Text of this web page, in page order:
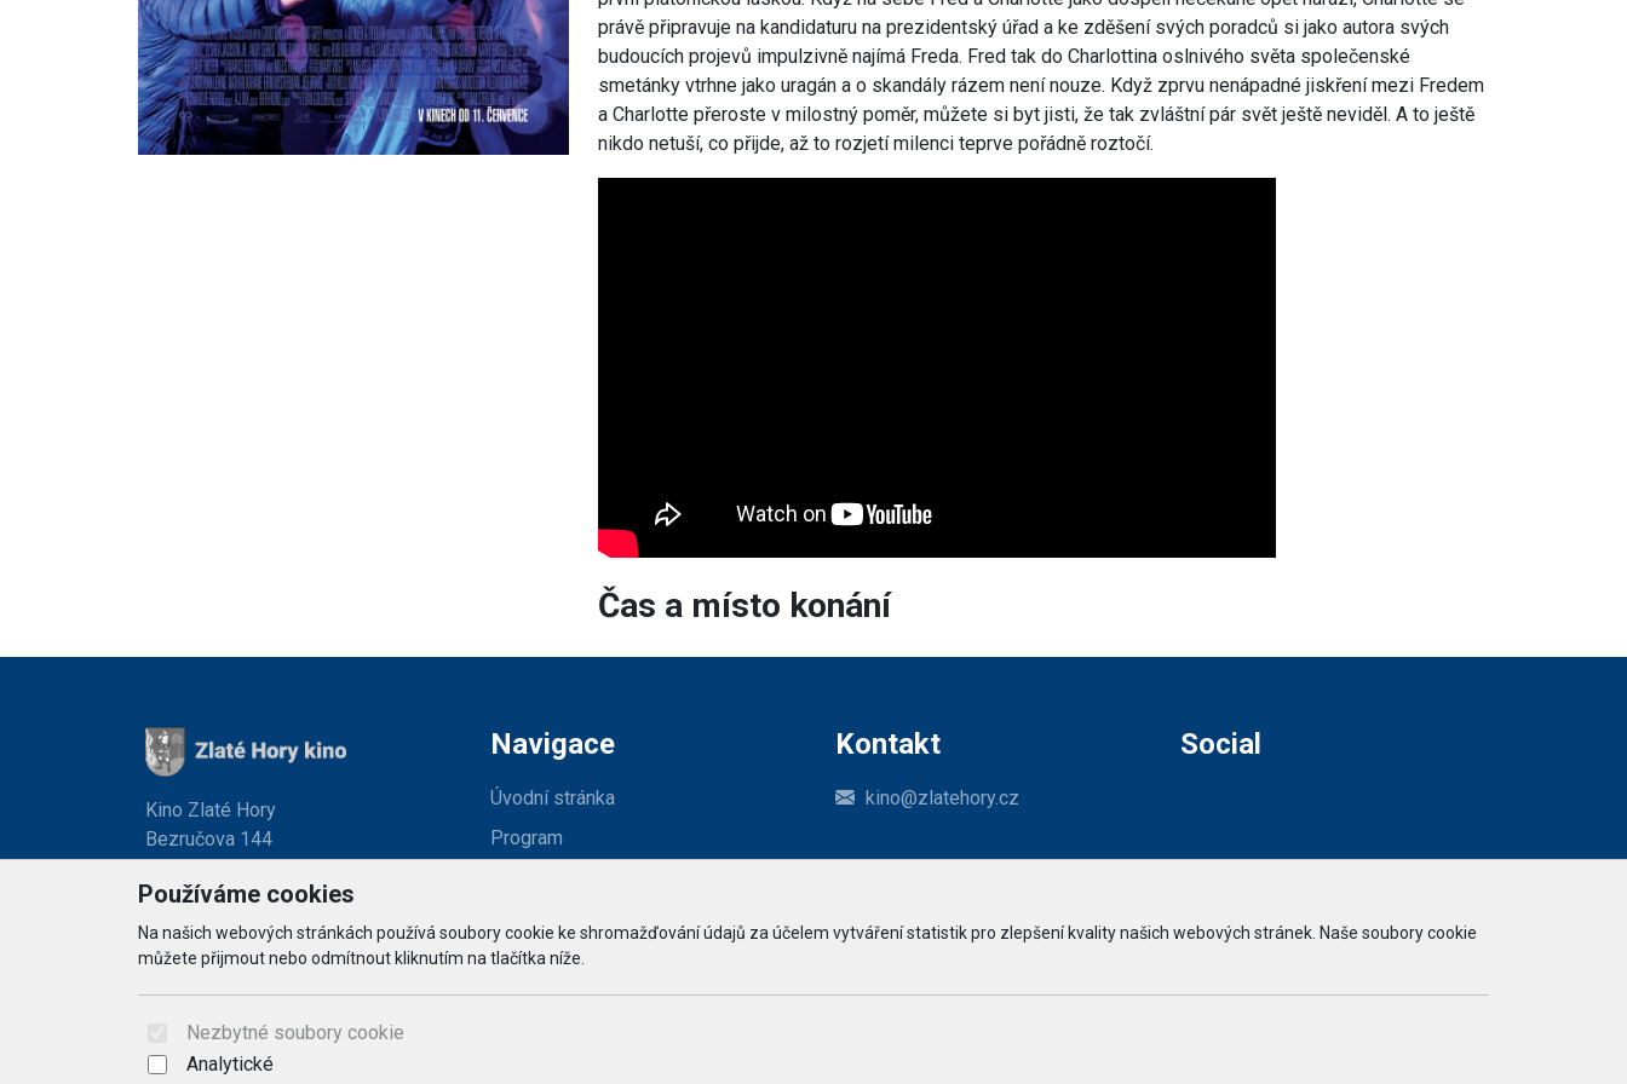
právě připravuje na kandidaturu na prezidentský úřad a ke zděšení svých poradců si jako autora svých
budoucích projevů impulzivně najímá Freda. Fred tak do Charlottina oslnivého světa společenské
smetánky vtrhne jako uragán a o skandály rázem není nouze. Když zprvu nenápadné jiskření mezi Fredem
a Charlotte přeroste v milostný poměr, můžete si byt jisti, že tak zvláštní pár svět ještě neviděl. A to ještě
nikdo netuší, co přijde, až to rozjetí milenci teprve pořádně roztočí.
Čas a místo konání
Používáme cookies
Na našich webových stránkách používá soubory cookie ke shromažďování údajů za účelem vytváření statistik pro zlepšení kvality našich webových stránek. Naše soubory cookie
můžete přijmout nebo odmítnout kliknutím na tlačítka níže.
Nezbytné soubory cookie
Analytické
Kino Zlaté Hory
Bezručova 144
Navigace
Úvodní stránka
Program
Kontakt
Kontakt
kino@zlatehory.cz
Social